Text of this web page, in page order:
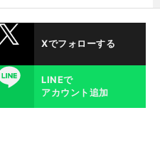
Xでフォローする
LINEで
アカウント追加